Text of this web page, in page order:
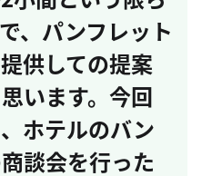
、パンフレット
供しての提案
います。今回
ホテルのバン
談会を行った